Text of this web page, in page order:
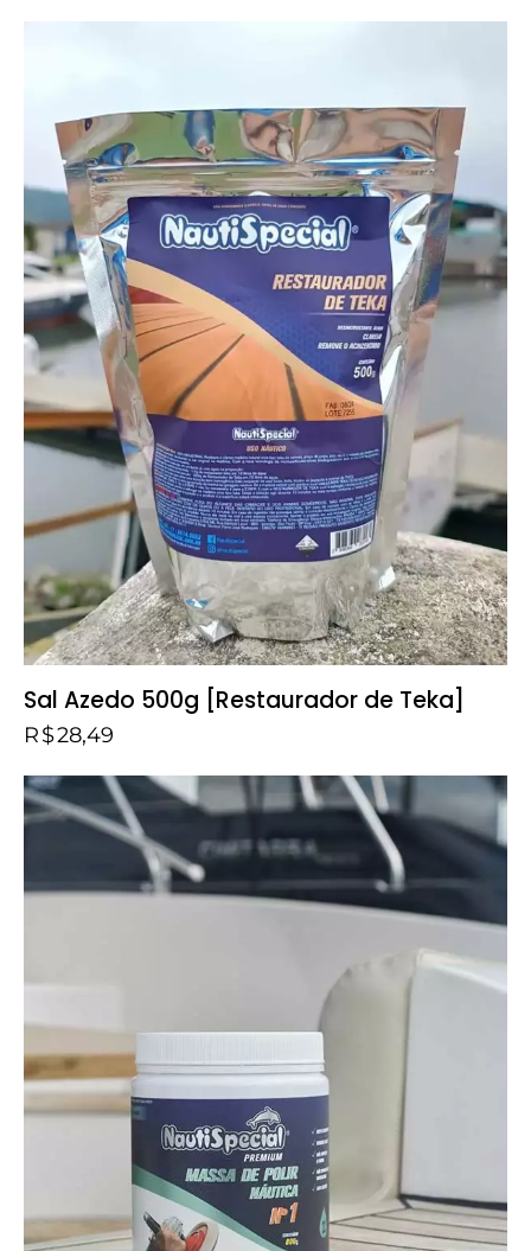
Sal Azedo 500g [Restaurador de Teka]
R$28,49